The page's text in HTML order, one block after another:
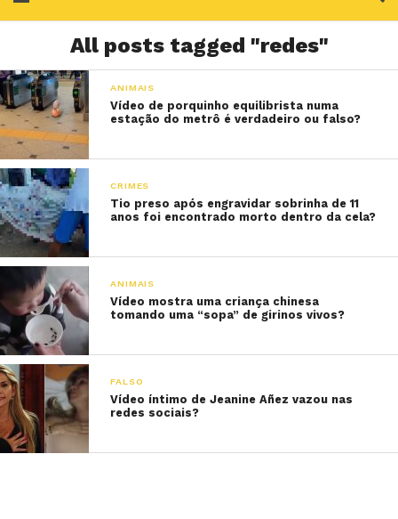
All posts tagged "redes"
ANIMAIS
Vídeo de porquinho equilibrista numa
estação do metrô é verdadeiro ou falso?
CRIMES
Tio preso após engravidar sobrinha de 11
anos foi encontrado morto dentro da cela?
ANIMAIS
Vídeo mostra uma criança chinesa
tomando uma “sopa” de girinos vivos?
FALSO
Vídeo íntimo de Jeanine Añez vazou nas
redes sociais?